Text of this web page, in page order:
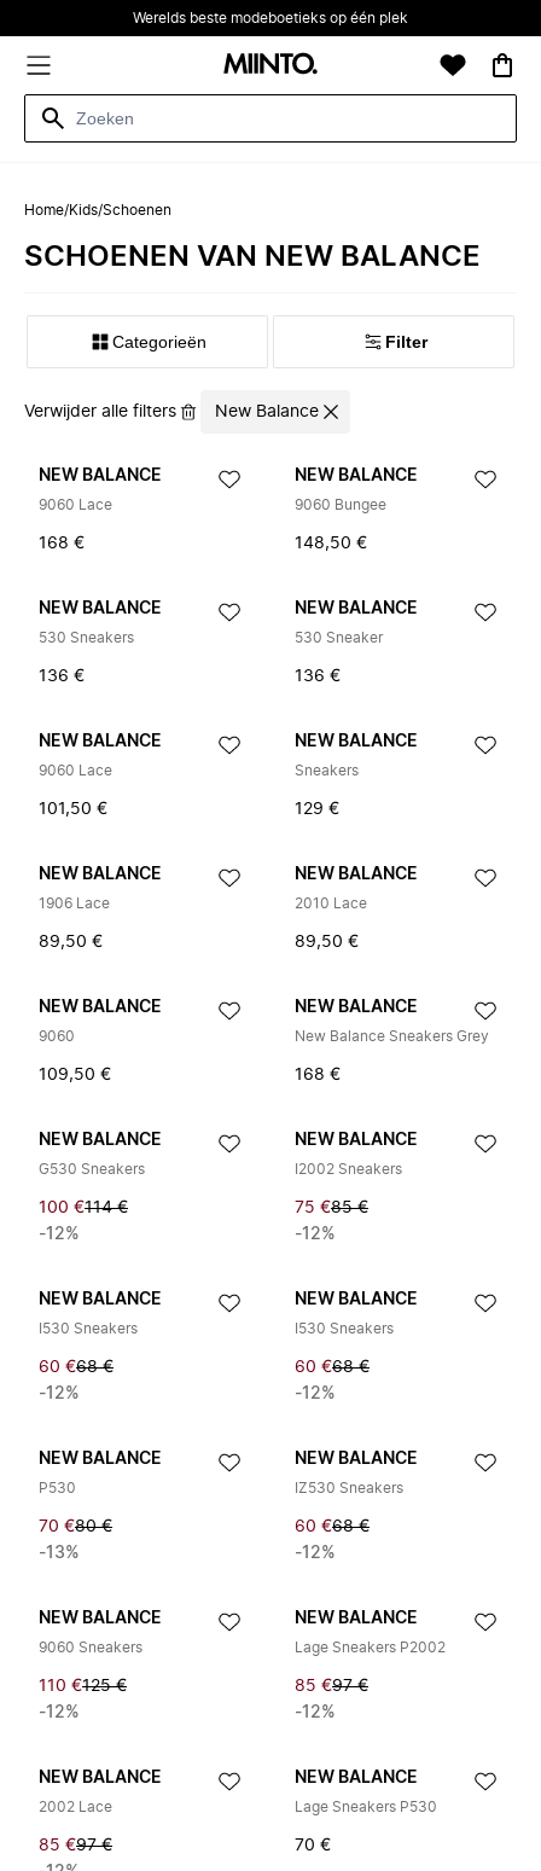
Werelds beste modeboetieks op één plek
Home/Kids/Schoenen
SCHOENEN VAN NEW BALANCE
Categorieën Filter
Verwijder alle filters New Balance
NEW BALANCE
9060 Lace
168 €
NEW BALANCE
9060 Bungee
148,50 €
NEW BALANCE
530 Sneakers
136 €
NEW BALANCE
530 Sneaker
136 €
NEW BALANCE
9060 Lace
101,50 €
NEW BALANCE
Sneakers
129 €
NEW BALANCE
1906 Lace
89,50 €
NEW BALANCE
2010 Lace
89,50 €
NEW BALANCE
9060
109,50 €
NEW BALANCE
New Balance Sneakers Grey
168 €
NEW BALANCE
G530 Sneakers
100 €114 €
-12%
NEW BALANCE
I2002 Sneakers
75 €85 €
-12%
NEW BALANCE
I530 Sneakers
60 €68 €
-12%
NEW BALANCE
I530 Sneakers
60 €68 €
-12%
NEW BALANCE
P530
70 €80 €
-13%
NEW BALANCE
IZ530 Sneakers
60 €68 €
-12%
NEW BALANCE
9060 Sneakers
110 €125 €
-12%
NEW BALANCE
Lage Sneakers P2002
85 €97 €
-12%
NEW BALANCE
2002 Lace
85 €97 €
NEW BALANCE
Lage Sneakers P530
70 €